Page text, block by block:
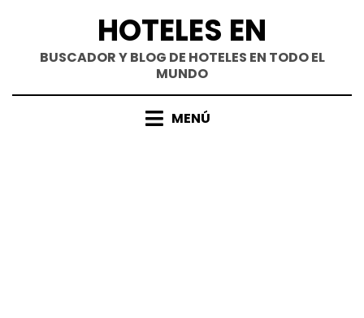
contenido
HOTELES EN
BUSCADOR Y BLOG DE HOTELES EN TODO EL
MUNDO
MENÚ